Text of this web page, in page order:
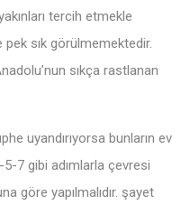
tercih etmekle
sık görülmemektedir.
sıkça rastlanan
uyandırıyorsa bunların ev
7 gibi adımlarla çevresi
göre yapılmalıdır. şayet